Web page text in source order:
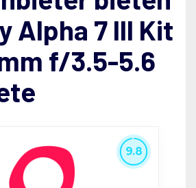
Alpha 7 III Kit
f/3.5-5.6
9.8